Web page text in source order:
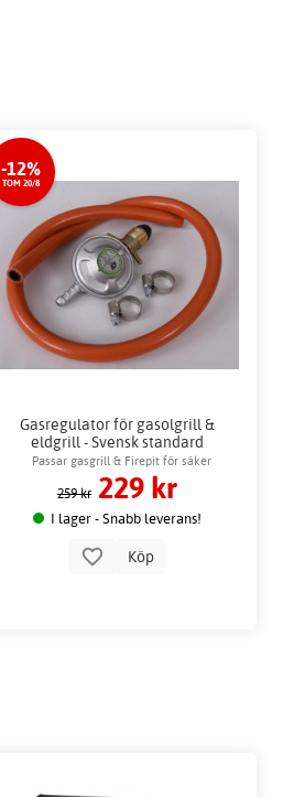
-12%
TOM 20/8
Gasregulator för gasolgrill &
eldgrill - Svensk standard
Passar gasgrill & Firepit för säker
gasförsörjning
259 kr 229 kr
I lager - Snabb leverans!
Köp